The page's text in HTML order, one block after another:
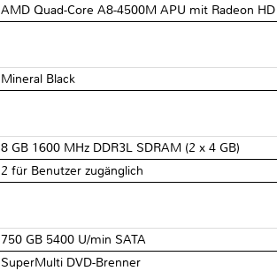
AMD Quad-Core A8-4500M APU mit Radeon
Mineral Black
8 GB 1600 MHz DDR3L SDRAM (2 x 4 GB)
2 für Benutzer zugänglich
750 GB 5400 U/min SATA
SuperMulti DVD-Brenner